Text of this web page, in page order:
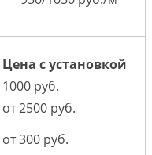
Цена с установкой
1000 руб.
от 2500 руб.
от 300 руб.